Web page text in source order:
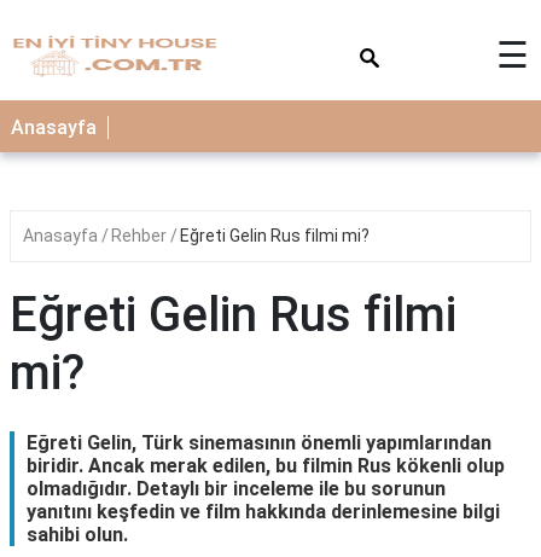
☰
Anasayfa
Anasayfa Rehber Eğreti Gelin Rus filmi mi?
Eğreti Gelin Rus filmi
mi?
Eğreti Gelin, Türk sinemasının önemli yapımlarından
biridir. Ancak merak edilen, bu filmin Rus kökenli olup
olmadığıdır. Detaylı bir inceleme ile bu sorunun
yanıtını keşfedin ve film hakkında derinlemesine bilgi
sahibi olun.